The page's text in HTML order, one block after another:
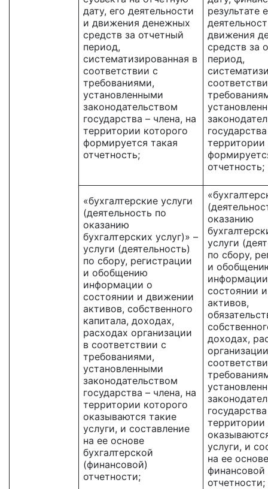
дату, его деятельности
и движения денежных
средств за отчетный
период,
систематизированная в
соответствии с
требованиями,
установленными
законодательством
государства – члена, на
территории которого
формируется такая
отчетность;
результате
движения
средств за
период,
территории
отчетность;
«бухгалтерские услуги
(деятельность по
оказанию
бухгалтерских услуг)» –
услуги (деятельность)
по сбору, регистрации
и обобщению
информации о
состоянии и движении
активов, собственного
капитала, доходах,
расходах организации
в соответствии с
требованиями,
установленными
законодательством
государства – члена, на
территории которого
оказываются такие
услуги, и составление
на ее основе
бухгалтерской
(финансовой)
отчетности;
оказанию
услуги
по сбору,
и
состоянии
активов,
доходах,
территории
услуги, и
на ее основе
финансовой
отчетности;